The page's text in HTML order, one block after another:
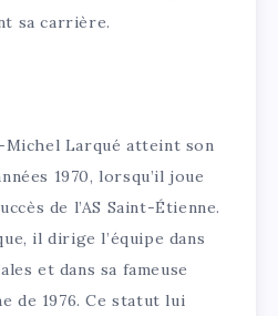
sa carrière.
Larqué atteint son
1970, lorsqu’il joue
de l’AS Saint-Étienne.
il dirige l’équipe dans
et dans sa fameuse
de 1976. Ce statut lui